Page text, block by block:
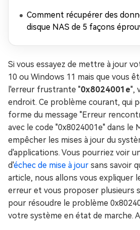
Comment récupérer des
disque NAS de 5 façons
Si vous essayez de mettre à jour
10 ou Windows 11 mais que vous
l'erreur frustrante "0x8024001e",
endroit. Ce problème courant, qui
forme du message "Erreur
avec le code "0x8024001e" dans
empêcher les mises à jour du
d'applications. Vous pourriez voir
d'échec de mise à jour sans savoir
article, nous allons vous expliquer
erreur et vous proposer plusieurs
pour résoudre le problème
votre système en état de marche.